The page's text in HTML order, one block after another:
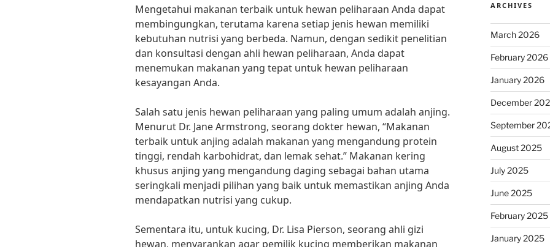
Mengetahui makanan terbaik untuk hewan peliharaan Anda dapat
membingungkan, terutama karena setiap jenis hewan memiliki
kebutuhan nutrisi yang berbeda. Namun, dengan sedikit penelitian
dan konsultasi dengan ahli hewan peliharaan, Anda dapat
menemukan makanan yang tepat untuk hewan peliharaan
kesayangan Anda.
Salah satu jenis hewan peliharaan yang paling umum adalah anjing.
Menurut Dr. Jane Armstrong, seorang dokter hewan, “Makanan
terbaik untuk anjing adalah makanan yang mengandung protein
tinggi, rendah karbohidrat, dan lemak sehat.” Makanan kering
khusus anjing yang mengandung daging sebagai bahan utama
seringkali menjadi pilihan yang baik untuk memastikan anjing Anda
mendapatkan nutrisi yang cukup.
Sementara itu, untuk kucing, Dr. Lisa Pierson, seorang ahli gizi
hewan, menyarankan agar pemilik kucing memberikan makanan
ARCHIVES
March 2026
February 2026
January 2026
December
September
August 2025
July 2025
June 2025
February 2025
January 2025